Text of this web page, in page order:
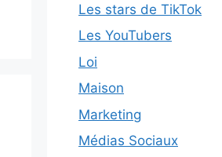
Les stars de TikTok
Les YouTubers
Loi
Maison
Marketing
Médias Sociaux